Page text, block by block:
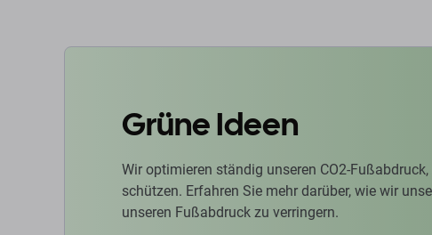
Grüne Ideen
Wir optimieren ständig unseren CO2-
schützen. Erfahren Sie mehr darüber, wie wir
unseren Fußabdruck zu verringern.